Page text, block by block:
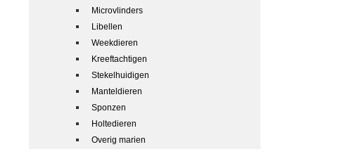
Microvlinders
Libellen
Weekdieren
Kreeftachtigen
Stekelhuidigen
Manteldieren
Sponzen
Holtedieren
Overig marien